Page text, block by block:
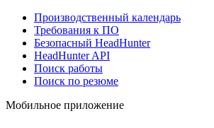
Производственный календарь
Требования к ПО
Безопасный HeadHunter
HeadHunter API
Поиск работы
Поиск по резюме
Мобильное приложение